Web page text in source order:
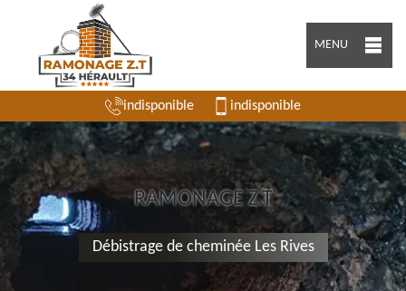
MENU
indisponible indisponible
RAMONAGE Z.T
Débistrage de cheminée Les Rives